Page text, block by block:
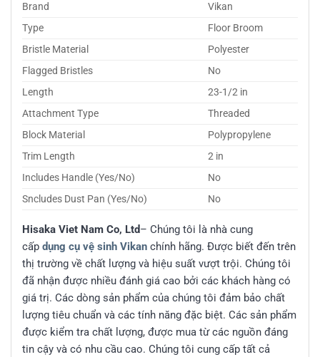
Brand
Vikan
Type
Floor Broom
Bristle Material
Polyester
Flagged Bristles
No
Length
23-1/2 in
Attachment Type
Threaded
Block Material
Polypropylene
Trim Length
2 in
Includes Handle (Yes/No)
No
Sncludes Dust Pan (Yes/No)
No
Hisaka Viet Nam Co, Ltd– Chúng tôi là nhà cung
cấp dụng cụ vệ sinh Vikan chính hãng. Được biết đến trên
thị trường về chất lượng và hiệu suất vượt trội. Chúng tôi
đã nhận được nhiều đánh giá cao bởi các khách hàng có
giá trị. Các dòng sản phẩm của chúng tôi đảm bảo chất
lượng tiêu chuẩn và các tính năng đặc biệt. Các sản phẩm
được kiểm tra chất lượng, được mua từ các nguồn đáng
tin cậy và có nhu cầu cao. Chúng tôi cung cấp tất cả